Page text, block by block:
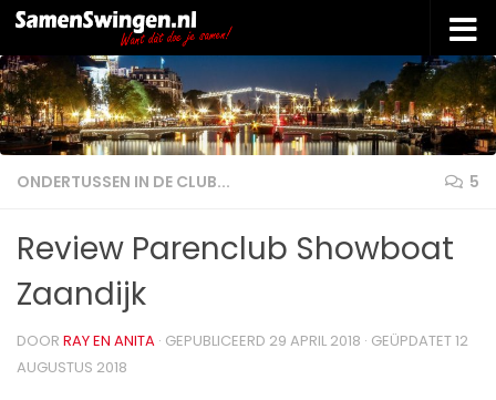
Doorgaan naar inhoud
ONDERTUSSEN IN DE CLUB... 5
Review Parenclub Showboat
Zaandijk
DOOR RAY EN ANITA · GEPUBLICEERD 29 APRIL 2018 · GEÜPDATET12
AUGUSTUS 2018